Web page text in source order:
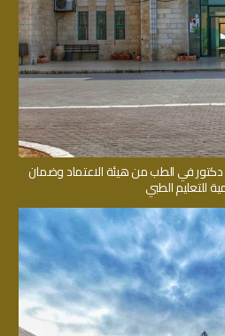
في الطب من هيئة الاعتماد وضمان
للتعليم الطبي